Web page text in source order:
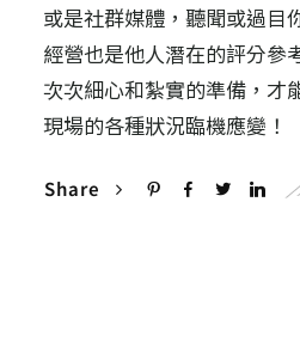
或是社群媒體，聽聞或過目
經營也是他人潛在的評分參
次次細心和紮實的準備，才
現場的各種狀況臨機應變！
Share